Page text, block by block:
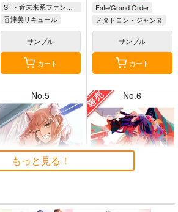
7月30日掲載
SF・近未来系ファンタジー
香津美リキュール
キディ
サンプル
カート
Fate/Grand Order
メタトロン・ジャンヌ
リリス
サンプル
カート
No.5 No.6
もっと見る！